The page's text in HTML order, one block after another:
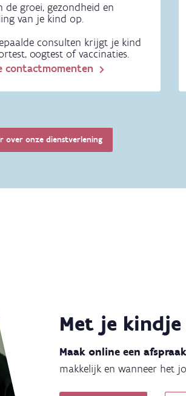
de groei, gezondheid en
van je kind op.
consulten krijgt je kind
oogtest of vaccinaties.
contactmomenten
over onze dienstverlening
Met je
Maak online een afspraak
makkelijk en wanneer het